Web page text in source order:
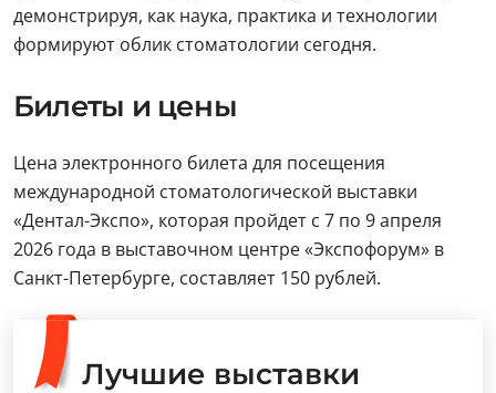
демонстрируя, как наука, практика и технологии
формируют облик стоматологии сегодня.
Билеты и цены
Цена электронного билета для посещения
международной стоматологической выставки
«Дентал-Экспо», которая пройдет с 7 по 9 апреля
2026 года в выставочном центре «Экспофорум» в
Санкт-Петербурге, составляет 150 рублей.
Лучшие выставки